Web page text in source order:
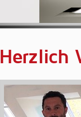
Herzlich